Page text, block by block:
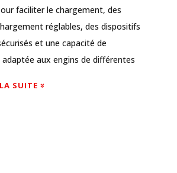
faciliter le chargement, des
réglables, des dispositifs
et une capacité de
aux engins de différentes
SUITE